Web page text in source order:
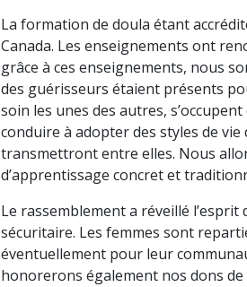
La formation de doula étant
Canada. Les enseignements ont
grâce à ces enseignements, nous
des guérisseurs étaient présents
soin les unes des autres,
conduire à adopter des styles de
transmettront entre elles. Nous
d’apprentissage concret et
Le rassemblement a réveillé
sécuritaire. Les femmes sont
éventuellement pour leur
honorerons également nos dons de